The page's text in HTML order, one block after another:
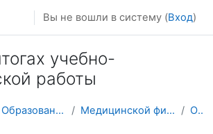
Вы не вошли в систему (Вход)
учебно-
работы
Образование 2025-2026 уч.год Медицинской физики с курсом информатики О курсе